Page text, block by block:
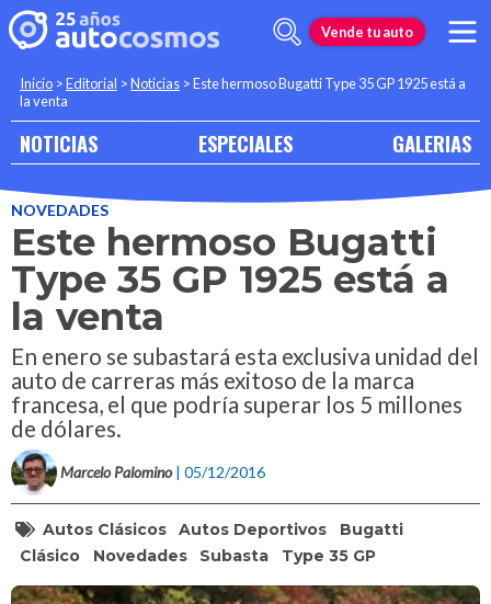
Vende tu auto
Inicio >Editorial >Noticias >Este hermoso Bugatti Type 35 GP 1925 está a
la venta
NOTICIAS ESPECIALES GALERIAS
NOVEDADES
Este hermoso Bugatti
Type 35 GP 1925 está a
la venta
En enero se subastará esta exclusiva unidad del
auto de carreras más exitoso de la marca
francesa, el que podría superar los 5 millones
de dólares.
Marcelo Palomino | 05/12/2016
Autos Clásicos Autos Deportivos
Bugatti
Clásico
Novedades Subasta Type 35 GP